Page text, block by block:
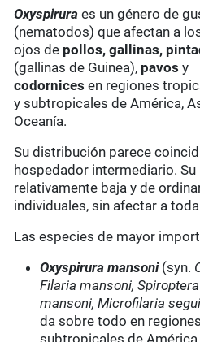
Oxyspirura es un género de
(nematodos) que afectan a
ojos de pollos, gallinas,
(gallinas de Guinea), pavos y
codornices en regiones
y subtropicales de América,
Oceanía.
Su distribución parece
hospedador intermediario. Su
relativamente baja y de
individuales, sin afectar a
Las especies de mayor
Oxyspirura mansoni(syn.
Filaria mansoni,
mansoni, Microfilaria
da sobre todo en